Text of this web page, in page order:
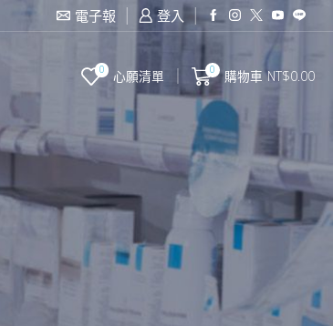
滿2000台幣免運費
電子報 登入
0 心願清單 0 購物車 NT$0.00